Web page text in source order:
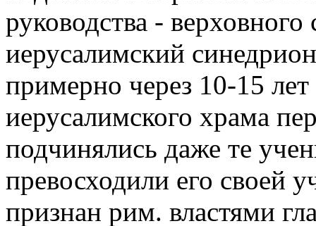
руководства -
иерусалимский
примерно через 10-15
иерусалимского храма
подчинялись даже те
превосходили его своей
признан рим. властями